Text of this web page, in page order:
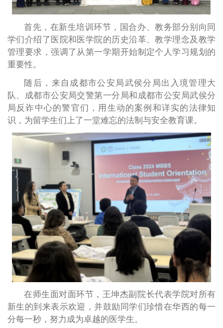
首先，在新生培训环节，国合办、教务部分别向同
学们介绍了医院和医学院的历史沿革、教学理念及教学
管理要求，强调了从第一学期开始制定个人学习规划的
重要性。
随后，来自成都市公安局武侯分局出入境管理大
队、成都市公安局交警第一分局和成都市公安局武侯分
局反诈中心的警官们，用生动的案例和详实的法律知
识，为留学生们上了一堂难忘的法制与安全教育课。
在师生面对面环节，王坤杰副院长代表学院对所有
新生的到来表示欢迎，并鼓励同学们珍惜在华西的每一
分每一秒，努力成为卓越的医学生。